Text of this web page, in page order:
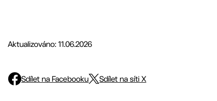
Aktualizováno: 11.06.2026
Sdílet na Facebooku Sdílet na síti X